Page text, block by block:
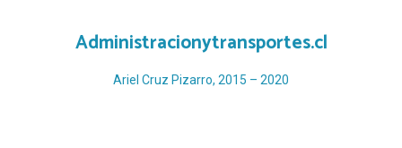
Administracionytransportes.cl
Ariel Cruz Pizarro, 2015 – 2020